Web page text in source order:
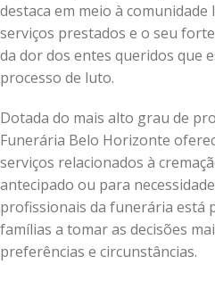
destaca em meio à comunidade
serviços prestados e o seu
da dor dos entes queridos que
processo de luto.
Dotada do mais alto grau de
Funerária Belo Horizonte
serviços relacionados à
antecipado ou para
profissionais da funerária está
famílias a tomar as decisões
preferências e circunstâncias.